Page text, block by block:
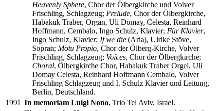
Heavenly Sphere, Chor der Ölbergkirche und Volver
Frischling, Schlagzeug; Prelude, Chor der Ölbergkirche,
Habakuk Traber, Organ, Uli Domay, Celesta, Reinhard
Hoffmann, Cembalo, Ingo Schulz, Klavier; Für Klavier,
Ingo Schulz, Klavier; If we die (Aria), Ulrike Stöve,
Sopran; Motu Propio, Chor der Ölberg-Kirche, Volver
Frischling, Schlagzeug; Voices, Chor der Ölbergkirche;
Choral, Ölbergkirche Chor, Habakuk Traber Orgel, Uli
Domay Celesta, Reinhard Hoffmann Cembalo, Volver
Frischling Schlagzeug und I. Schulz Klavier und Leitung,
Berlin, Deutschland.
1991 In memoriam Luigi Nono, Trio Tel Aviv, Israel.